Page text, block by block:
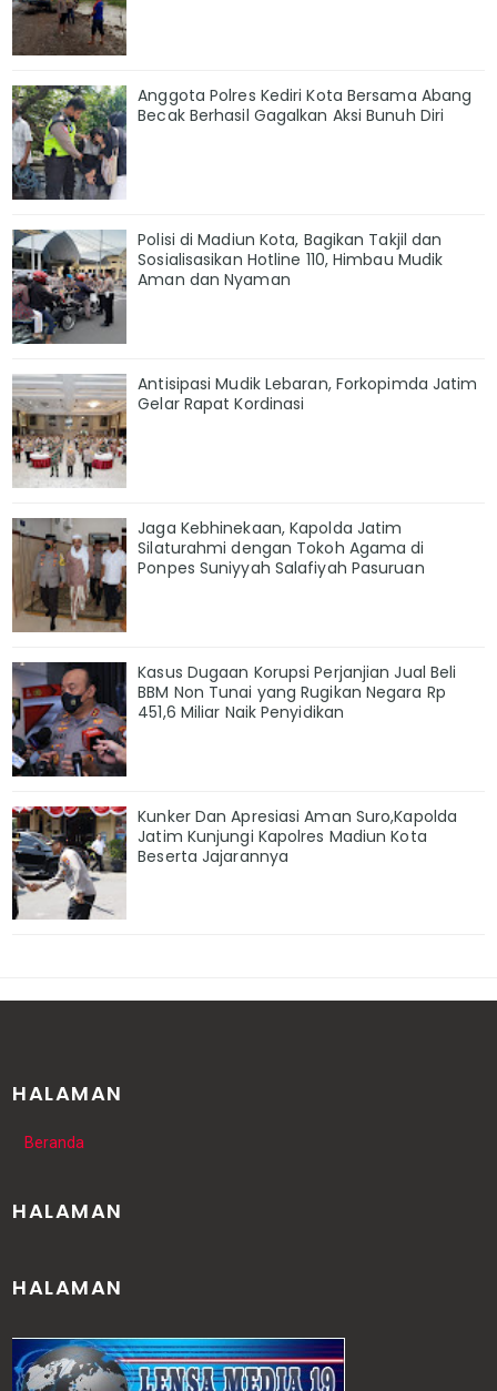
Anggota Polres Kediri Kota Bersama Abang
Becak Berhasil Gagalkan Aksi Bunuh Diri
Polisi di Madiun Kota, Bagikan Takjil dan
Sosialisasikan Hotline 110, Himbau Mudik
Aman dan Nyaman
Antisipasi Mudik Lebaran, Forkopimda Jatim
Gelar Rapat Kordinasi
Jaga Kebhinekaan, Kapolda Jatim
Silaturahmi dengan Tokoh Agama di
Ponpes Suniyyah Salafiyah Pasuruan
Kasus Dugaan Korupsi Perjanjian Jual Beli
BBM Non Tunai yang Rugikan Negara Rp
451,6 Miliar Naik Penyidikan
Kunker Dan Apresiasi Aman Suro,Kapolda
Jatim Kunjungi Kapolres Madiun Kota
Beserta Jajarannya
HALAMAN
Beranda
HALAMAN
HALAMAN